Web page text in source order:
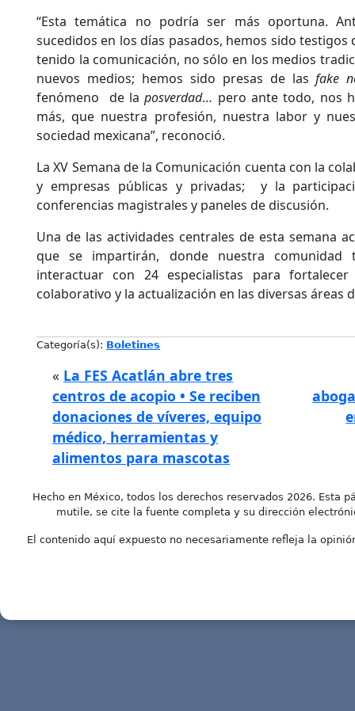
“Esta temática no podría ser más oportuna.
sucedidos en los días pasados, hemos sido
tenido la comunicación, no sólo en los medios
nuevos medios; hemos sido presas de lasfake
fenómeno de laposverdad… pero ante todo, nos
más, que nuestra profesión, nuestra labor y
sociedad mexicana”, reconoció.
La XV Semana de la Comunicación cuenta con la
y empresas públicas y privadas; y la
conferencias magistrales y paneles de discusión.
Una de las actividades centrales de esta semana
que se impartirán, donde nuestra
interactuar con 24 especialistas para
colaborativo y la actualización en las diversas áreas
Categoría(s): Boletines
« La FES Acatlán abre tres
centros de acopio • Se reciben
donaciones de víveres, equipo
médico, herramientas y
alimentos para mascotas
Hecho en México, todos los derechos reservados 2026. Esta
mutile, se cite la fuente completa y su dirección
El contenido aquí expuesto no necesariamente refleja la